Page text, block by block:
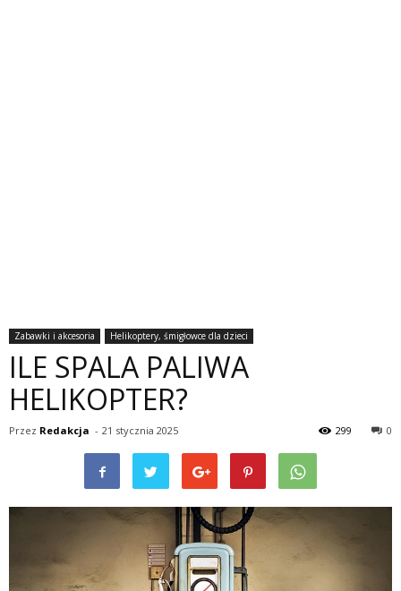
Zabawki i akcesoria Helikoptery, śmigłowce dla dzieci
ILE SPALA PALIWA
HELIKOPTER?
Przez Redakcja - 21 stycznia 2025 0
299